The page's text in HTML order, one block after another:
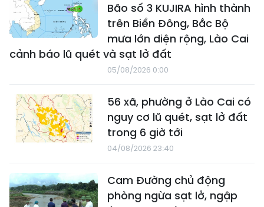
Bão số 3 KUJIRA hình thành
trên Biển Đông, Bắc Bộ
mưa lớn diện rộng, Lào Cai
cảnh báo lũ quét và sạt lở đất
05/08/2026 0:00
56 xã, phường ở Lào Cai có
nguy cơ lũ quét, sạt lở đất
trong 6 giờ tới
04/08/2026 23:40
Cam Đường chủ động
phòng ngừa sạt lở, ngập